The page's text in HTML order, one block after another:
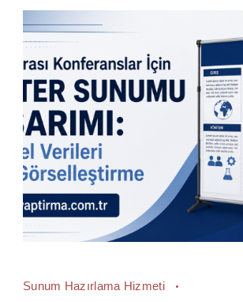
Sunum Hazırlama Hizmeti